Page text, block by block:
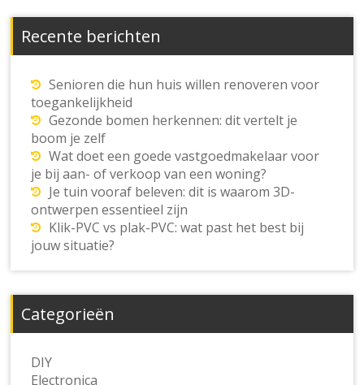
Recente berichten
Senioren die hun huis willen renoveren voor
toegankelijkheid
Gezonde bomen herkennen: dit vertelt je
boom je zelf
Wat doet een goede vastgoedmakelaar voor
je bij aan- of verkoop van een woning?
Je tuin vooraf beleven: dit is waarom 3D-
ontwerpen essentieel zijn
Klik-PVC vs plak-PVC: wat past het best bij
jouw situatie?
Categorieën
DIY
Electronica